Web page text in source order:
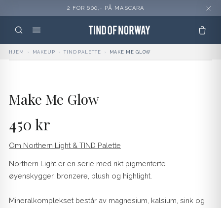
2 FOR 600,- PÅ MASCARA
HJEM › MAKEUP › TIND PALETTE › MAKE ME GLOW
Make Me Glow
450 kr
Om Northern Light & TIND Palette
Northern Light er en serie med rikt pigmenterte
øyenskygger, bronzere, blush og highlight.
Mineralkomplekset består av magnesium, kalsium, sink og